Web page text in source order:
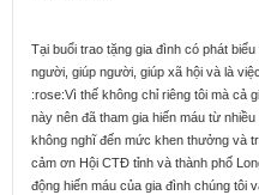
Tại buổi trao tặng gia đình có phát
người, giúp người, giúp xã hội và là
:rose:Vì thế không chỉ riêng tôi mà cả
này nên đã tham gia hiến máu từ
không nghĩ đến mức khen thưởng và
cảm ơn Hội CTĐ tỉnh và thành phố
động hiến máu của gia đình chúng tôi